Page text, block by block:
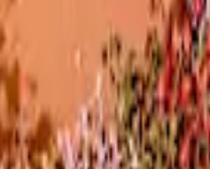
Pflege bedürfen.
bilden die exotischenWater
Zeit zu investieren. Ist er viel
Beigaben passen unsere
eignen sie sich hervorragend.
Pflanze auch dekorativ und